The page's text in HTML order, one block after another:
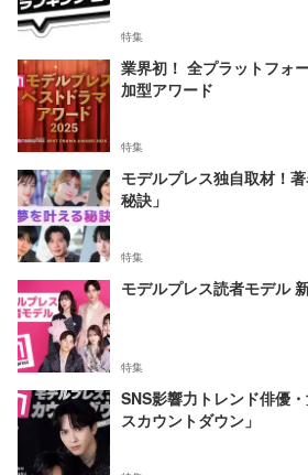
特集
業界初！ 全プラットフォ
加型アワード
特集
モデルプレス独自取材！
秘訣」
特集
モデルプレス読者モデル
特集
SNS影響力トレンド俳優
スカウントダウン」